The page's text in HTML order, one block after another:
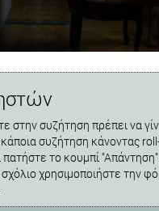
στην συζήτηση πρέπει να
συζήτηση κάνοντας
πατήστε το κουμπί
χρησιμοποιήστε την